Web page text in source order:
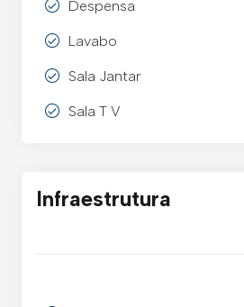
Despensa
Lavabo
Sala Jantar
Sala T V
Infraestrutura